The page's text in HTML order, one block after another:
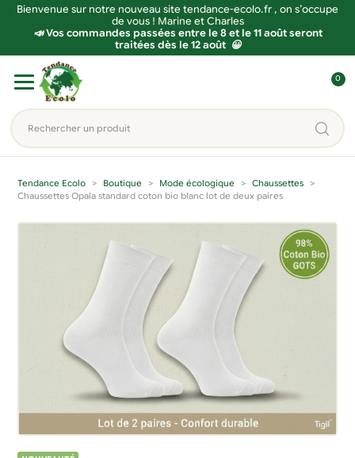
Bienvenue sur notre nouveau site tendance-ecolo.fr , on s’occupe
de vous ! Marine et Charles
📣 Vos commandes passées entre le 8 et le 11 août seront
traitées dès le 12 août 😀
navigation
contenu
Rechercher
un
produit...
o
n
o
n
0
Tendance Ecolo Boutique Mode écologique
Chaussettes
Chaussettes Opala standard coton bio blanc lot de deux paires